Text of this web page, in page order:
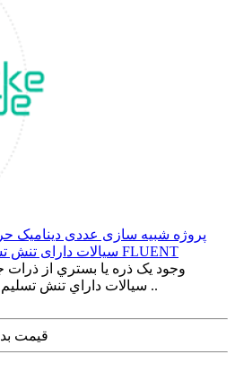
پروژه شبیه سازی عددی دینامیک
سیالات دارای تنش تسلیم با استفاده از نرم افزار FLUENT
وجود يک ذره يا بستري از
سيالات داراي تنش تسليم موجب افت فشار زياد شده ..
قیمت بدون